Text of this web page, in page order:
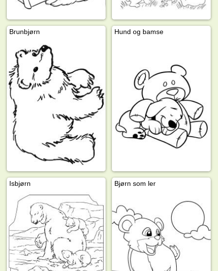
Brunbjørn Hund og bamse
Isbjørn Bjørn som ler